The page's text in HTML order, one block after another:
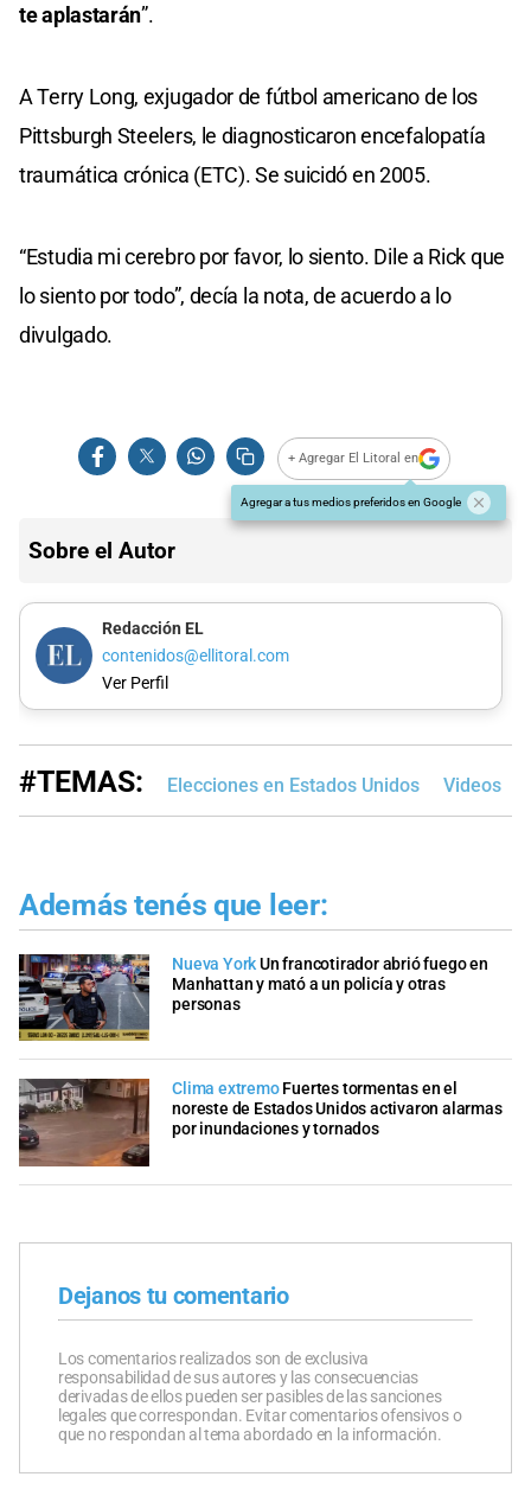
te aplastarán”.
A Terry Long, exjugador de fútbol americano de los
Pittsburgh Steelers, le diagnosticaron encefalopatía
traumática crónica (ETC). Se suicidó en 2005.
“Estudia mi cerebro por favor, lo siento. Dile a Rick que
lo siento por todo”, decía la nota, de acuerdo a lo
divulgado.
+ Agregar El Litoral en
Agregar a tus medios preferidos en Google
Sobre el Autor
Redacción EL
contenidos@ellitoral.com
Ver Perfil
#TEMAS: Elecciones en Estados Unidos Videos
Además tenés que leer:
Nueva YorkUn francotirador abrió fuego en
Manhattan y mató a un policía y otras
personas
Clima extremo Fuertes tormentas en el
noreste de Estados Unidos activaron alarmas
por inundaciones y tornados
Dejanos tu comentario
Los comentarios realizados son de exclusiva
responsabilidad de sus autores y las consecuencias
derivadas de ellos pueden ser pasibles de las sanciones
legales que correspondan. Evitar comentarios ofensivos o
que no respondan al tema abordado en la información.